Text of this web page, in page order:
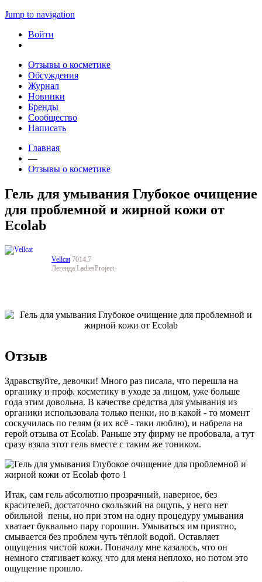
Jump to navigation
Войти
Отзывы о косметике
Обсуждения
Журнал
Новинки
Бренды
Сообщество
Написать
Главная
—
Отзывы о косметике
Гель для умывания Глубокое очищение
для проблемной и жирной кожи от
Ecolab
Vellcat 7014.7
Легенда LadiesProject
Отзыв
Здравствуйте, девочки! Много раз писала, что перешла на
органику и проф. косметику в уходе за лицом, уже больше
года этим довольна. В качестве средства для умывания из
органики использовала только пенки, но в какой - то момент
соскучилась по гелям (я их всё - таки люблю), и набрела на
герой отзыва от Ecolab. Раньше эту фирму не пробовала, а тут
сразу взяла этот гель вместе с таким же тоником.
Итак, сам гель абсолютно прозрачный, наверное, без
красителей, достаточно скользкий на ощупь, у него нет
обильной пены, но при этом на одну процедуру умывания
хватает буквально пару горошин. Умываться им приятно,
смывается без проблем чуть тёплой водой. Оставляет
ощущения чистой кожи. Поначалу мне казалось, что он
немного стягивает кожу, что для меня неплохо, но потом это
ощущение прошло.